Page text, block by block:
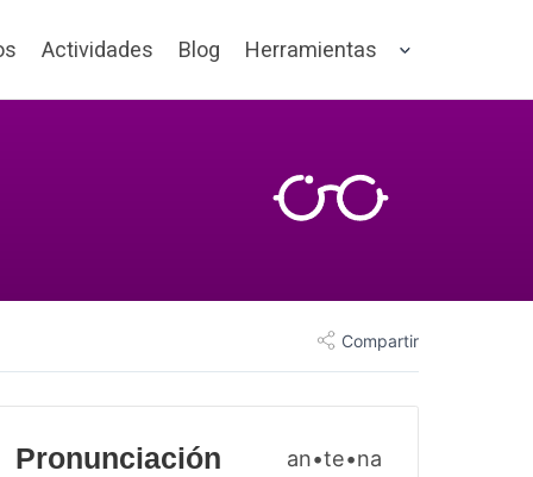
Actividades Blog Herramientas
Compartir
Pronunciación an•te•na